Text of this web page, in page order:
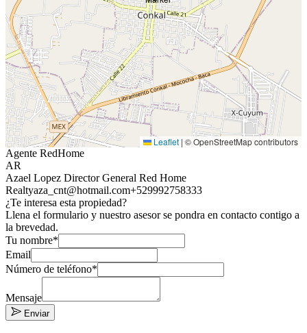
Leaflet | © OpenStreetMap contributors
Agente RedHome
AR
Azael Lopez Director General Red Home
Realtyaza_cnt@hotmail.com+529992758333
¿Te interesa esta propiedad?
Llena el formulario y nuestro asesor se pondra en contacto contigo a
la brevedad.
Tu nombre*
Email
Número de teléfono*
Mensaje
Enviar